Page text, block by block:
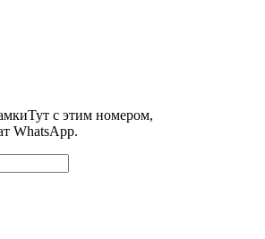
с этим номером,
WhatsApp.